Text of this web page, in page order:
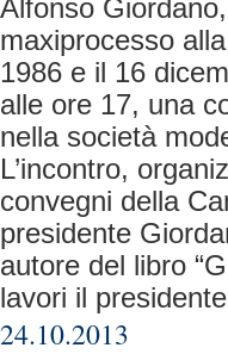
Alfonso
maxiprocesso
1986 e il 16
alle ore 17, una
nella società
L’incontro,
convegni della
presidente
autore del libro
lavori il
24.10.2013